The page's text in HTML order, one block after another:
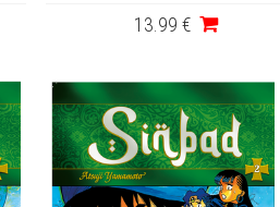
13.99 €